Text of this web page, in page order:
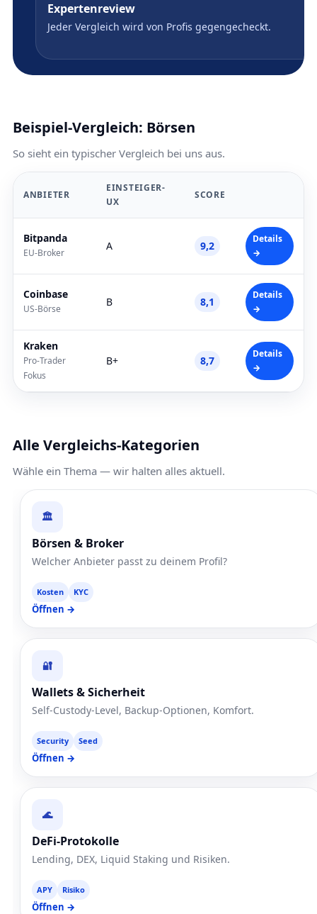
Expertenreview
Jeder Vergleich wird von Profis gegengecheckt.
Beispiel-Vergleich: Börsen
So sieht ein typischer Vergleich bei uns aus.
ANBIETER
EINSTEIGER-
UX
SCORE
Bitpanda
EU-Broker
A 9,2
Details
→
Coinbase
US-Börse
B 8,1
Details
→
Kraken
Pro-Trader
Fokus
B+ 8,7
Details
→
Alle Vergleichs-Kategorien
Wähle ein Thema — wir halten alles aktuell.
🏛️
Börsen & Broker
Welcher Anbieter passt zu deinem Profil?
Kosten KYC
Öffnen →
🔐
Wallets & Sicherheit
Self-Custody-Level, Backup-Optionen, Komfort.
Security Seed
Öffnen →
🌊
DeFi-Protokolle
Lending, DEX, Liquid Staking und Risiken.
APY Risiko
Öffnen →